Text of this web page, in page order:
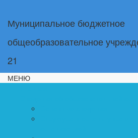
Муниципальное бюджетное
общеобразовательное
21
МЕНЮ